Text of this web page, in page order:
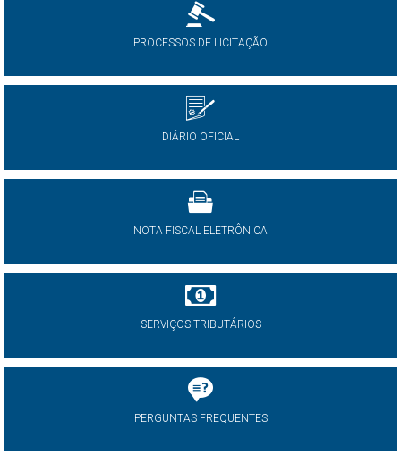
PROCESSOS DE LICITAÇÃO
DIÁRIO OFICIAL
NOTA FISCAL ELETRÔNICA
SERVIÇOS TRIBUTÁRIOS
PERGUNTAS FREQUENTES